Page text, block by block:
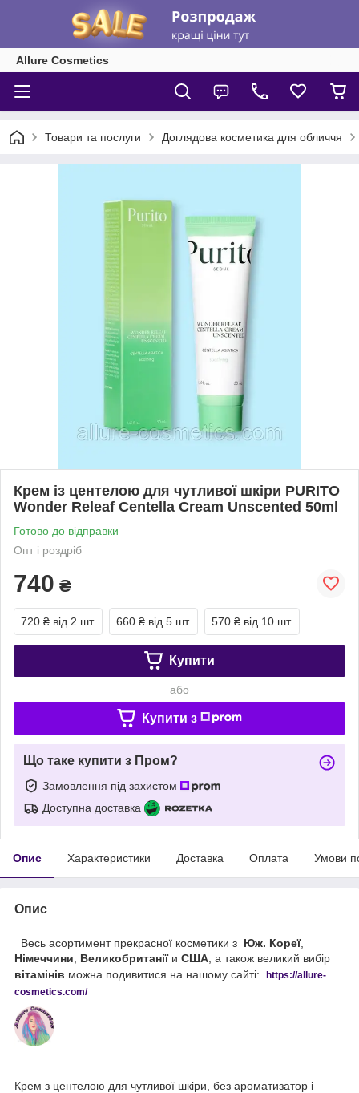
Allure Cosmetics
Товари та послуги Доглядова косметика для обличчя
Крем із центелою для чутливої шкіри PURITO
Wonder Releaf Centella Cream Unscented 50ml
Готово до відправки
Опт і роздріб
740 ₴
720 ₴ від 2 шт. 660 ₴ від 5 шт. 570 ₴ від 10 шт.
Купити
або
Купити з
Що таке купити з Пром?
Замовлення під захистом
Доступна доставка
Опис Характеристики Доставка Оплата Умови
Опис
Весь асортимент прекрасної косметики з Юж. Кореї,
Німеччини
Великобританіїи США , а також великий вибір
вітамінів можна подивитися на нашому сайті: https://allure-
cosmetics.com/
Крем з центелою для чутливої ​​шкіри, без ароматизатор і